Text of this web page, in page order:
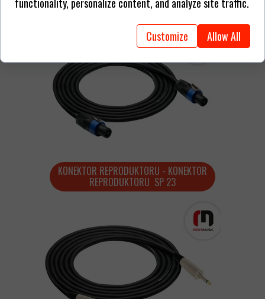
KONEKTOR REPRODUKTORU - KONEKTOR
REPRODUKTORU SP 23
SPN 13 [NEUTRIK]
Customize Allow All